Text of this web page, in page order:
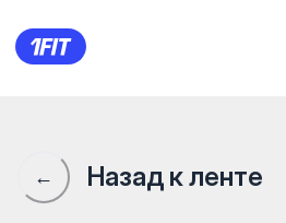
Aqua Fit — Water
← Назад к ленте